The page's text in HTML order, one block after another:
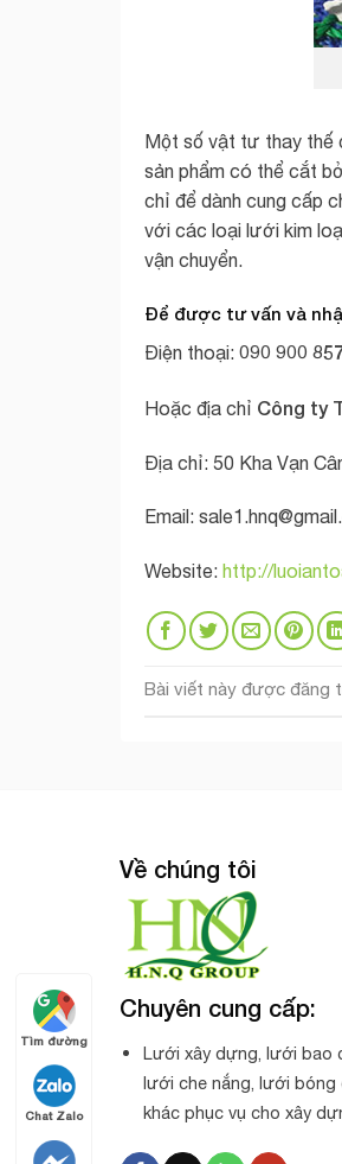
Một số vật tư thay thế
sản phẩm có thể cắt
chỉ để dành cung cấp
với các loại lưới kim
vận chuyển.
Để được tư vấn và
Điện thoại: 090 900
Hoặc địa chỉ Công ty
Địa chỉ: 50 Kha Vạn
Email:
Website: http://
Bài viết này được đăng
Về chúng tôi
Chuyên cung cấp:
Lưới xây dựng, lưới bao
lưới che nắng, lưới bóng
khác phục vụ cho xây
Tìm đường
Chat Zalo